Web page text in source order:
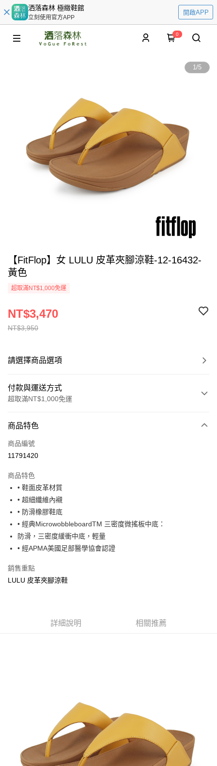
洒落森林 極緻鞋館
立刻使用官方APP
開啟APP
0
1/5
【FitFlop】女 LULU 皮革夾腳涼鞋-12-16432-
黃色
超取滿NT$1,000免運
NT$3,950
NT$3,470
請選擇商品選項
付款與運送方式
超取滿NT$1,000免運
信用卡一次付款
超商取貨付款
運送方式
全家取貨付款
每筆NT$60，滿NT$1,000(含以上)免運費
7-11取貨付款
每筆NT$60，滿NT$1,000(含以上)免運費
宅配
每筆NT$80，滿NT$1,000(含以上)免運費
商品特色
商品編號
11791420
商品特色
• 鞋面皮革材質
• 超細纖維內襯
• 防滑橡膠鞋底
• 經典MicrowobbleboardTM 三密度微搖板中底：
防滑，三密度緩衝中底，輕量
• 經APMA美國足部醫學協會認證
銷售重點
LULU 皮革夾腳涼鞋
詳細說明 相關推薦